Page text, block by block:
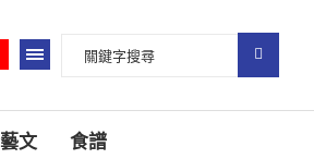
藝文 食譜